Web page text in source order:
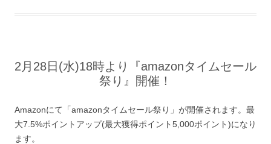
2月28日(水)18時より『amazonタイムセール
祭り』開催！
Amazonにて「amazonタイムセール祭り」が開催されます。最
大7.5%ポイントアップ(最大獲得ポイント5,000ポイント)になり
ます。